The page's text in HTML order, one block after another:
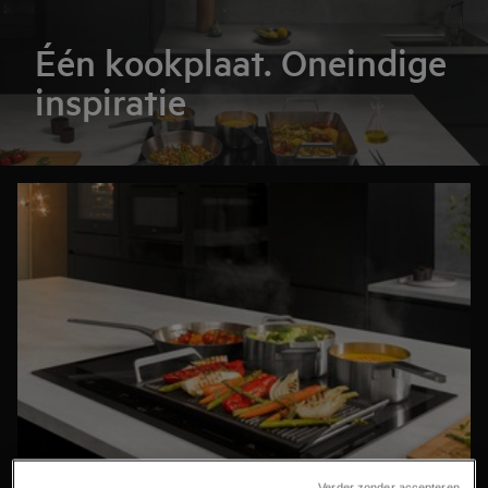
Één kookplaat. Oneindige
inspiratie